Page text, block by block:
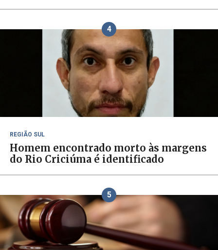
4
REGIÃO SUL
Homem encontrado morto às margens
do Rio Criciúma é identificado
5